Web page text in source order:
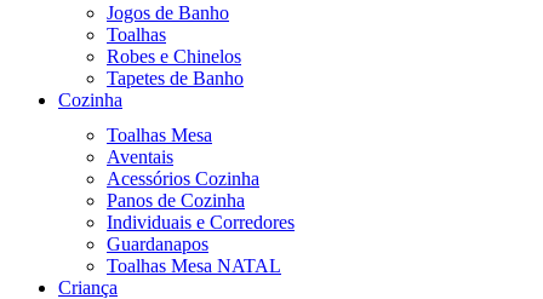
Jogos de Banho
Toalhas
Robes e Chinelos
Tapetes de Banho
Cozinha
Toalhas Mesa
Aventais
Acessórios Cozinha
Panos de Cozinha
Individuais e Corredores
Guardanapos
Toalhas Mesa NATAL
Criança